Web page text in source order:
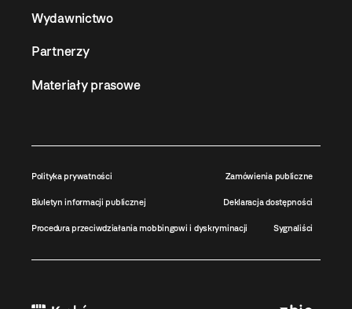
Wydawnictwo
Partnerzy
Materiały prasowe
Polityka prywatności Zamówienia publiczne
Biuletyn informacji publicznej Deklaracja dostępności
Procedura przeciwdziałania mobbingowi i dyskryminacji Sygnaliści